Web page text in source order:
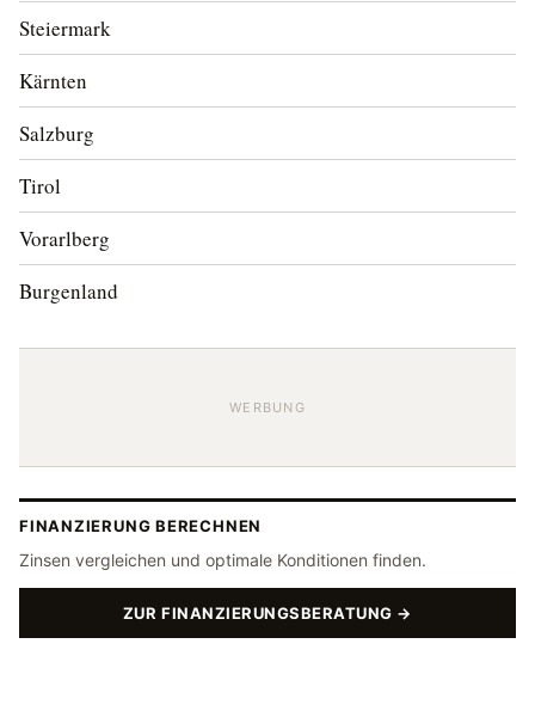
Steiermark
Kärnten
Salzburg
Tirol
Vorarlberg
Burgenland
WERBUNG
FINANZIERUNG BERECHNEN
Zinsen vergleichen und optimale Konditionen finden.
ZUR FINANZIERUNGSBERATUNG →